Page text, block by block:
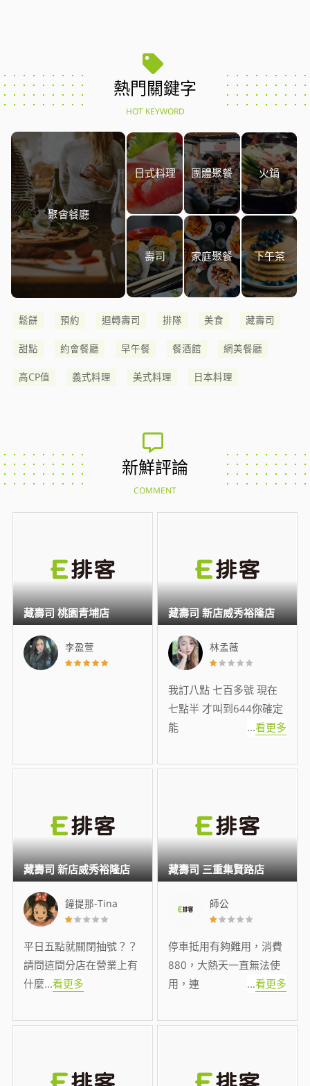
熱門關鍵字
HOT KEYWORD
聚會餐廳
日式料理 團體聚餐 火鍋
壽司 家庭聚餐 下午茶
鬆餅 預約 迴轉壽司 排隊 美食 藏壽司
甜點 約會餐廳 早午餐 餐酒館 網美餐廳
高CP值 義式料理 美式料理 日本料理
新鮮評論
COMMENT
李盈萱
藏壽司 桃園青埔店
林孟薇
我訂八點 七百多號 現在
七點半 才叫到644你確定
能
...看更多
藏壽司 新店威秀裕隆店
鐘提那-Tina
平日五點就關閉抽號？？
請問這間分店在營業上有
什麼...看更多
藏壽司 新店威秀裕隆店
師公
停車抵用有夠難用，消費
880，大熱天一直無法使
用，連
...看更多
藏壽司 三重集賢路店